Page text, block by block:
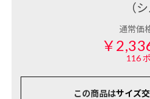
（
通常価
￥
116
この商品はサイズ